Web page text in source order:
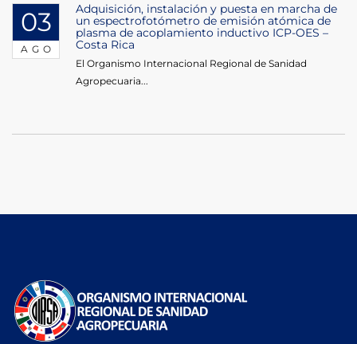
03
AGO
Adquisición, instalación y puesta en marcha de
un espectrofotómetro de emisión atómica de
plasma de acoplamiento inductivo ICP-OES –
Costa Rica
El Organismo Internacional Regional de Sanidad
Agropecuaria...